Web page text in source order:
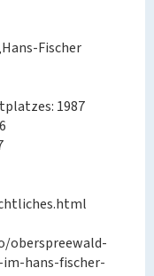
Fischer
1987
oberspreewald-
hans-fischer-